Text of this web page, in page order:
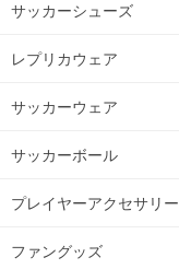
サッカーシューズ
レプリカウェア
サッカーウェア
サッカーボール
プレイヤーアクセサリー
ファングッズ